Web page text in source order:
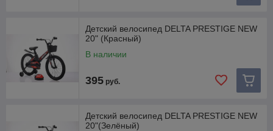
Детский велосипед DELTA PRESTIGE NEW
20" (Красный)
В наличии
395 руб.
Детский велосипед DELTA PRESTIGE NEW
20"(Зелёный)